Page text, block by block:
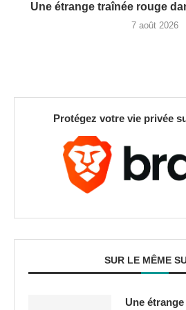
Une étrange traînée rouge
7 août 2026
Protégez votre vie privée
SUR LE MÊME
Une